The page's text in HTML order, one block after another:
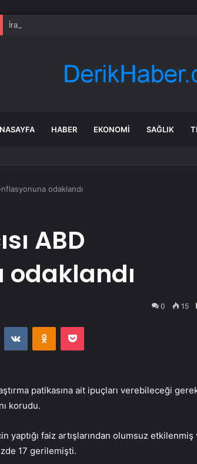
İran’da dikkat çeken görüntüler: Halk sahilde
HABER EKONOMI SAĞLIK
odaklandı
ABD
0 15
VKontakteOdnoklassniki
Pocket
patikasına ait ipuçları verebileceği
korudu.
yaptığı faiz artışlarından olumsuz etkilenmiş
17 gerilemişti.